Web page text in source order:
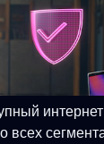
всех